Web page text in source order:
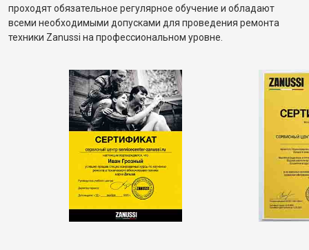
проходят обязательное регулярное обучение и обладают
всеми необходимыми допусками для проведения ремонта
техники Zanussi на профессиональном уровне.